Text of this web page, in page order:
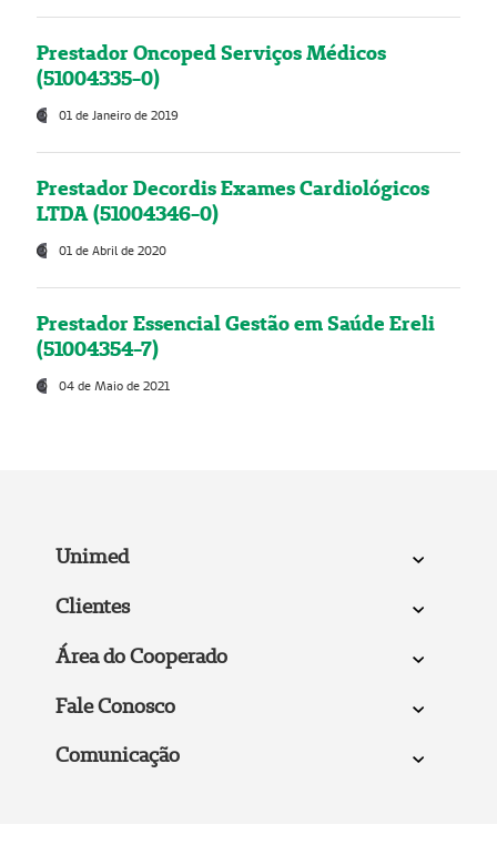
Prestador Oncoped Serviços Médicos
(51004335-0)
01 de Janeiro de 2019
Prestador Decordis Exames Cardiológicos
LTDA (51004346-0)
01 de Abril de 2020
Prestador Essencial Gestão em Saúde Ereli
(51004354-7)
04 de Maio de 2021
Unimed
Clientes
Área do Cooperado
Fale Conosco
Comunicação